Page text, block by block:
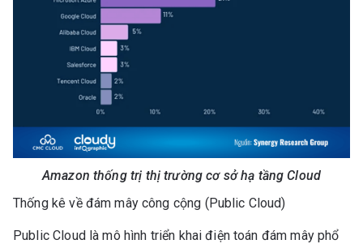
Amazon thống trị thị trường cơ sở hạ tầng Cloud
Thống kê về đám mây công cộng (Public Cloud)
Public Cloud là mô hình triển khai điện toán đám mây phổ